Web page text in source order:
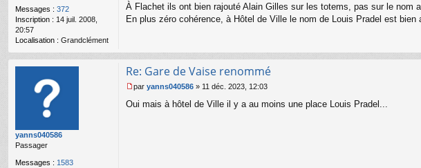
Messages : 372
Inscription : 14 juil. 2008,
20:57
Localisation : Grandclément
e
n
u
À Flachet ils ont bien rajouté Alain Gilles sur les totems, pas sur le nom
En plus zéro cohérence, à Hôtel de Ville le nom de Louis Pradel est
yanns040586
Passager
Messages : 1583
Re: Gare de Vaise renommé
e
par yanns040586 » 11 déc. 2023, 12:03
Oui mais à hôtel de Ville il y a au moins une place Louis Pradel...